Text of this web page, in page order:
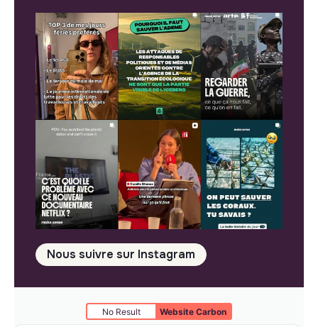
Nous suivre sur Instagram
No Result Website Carbon